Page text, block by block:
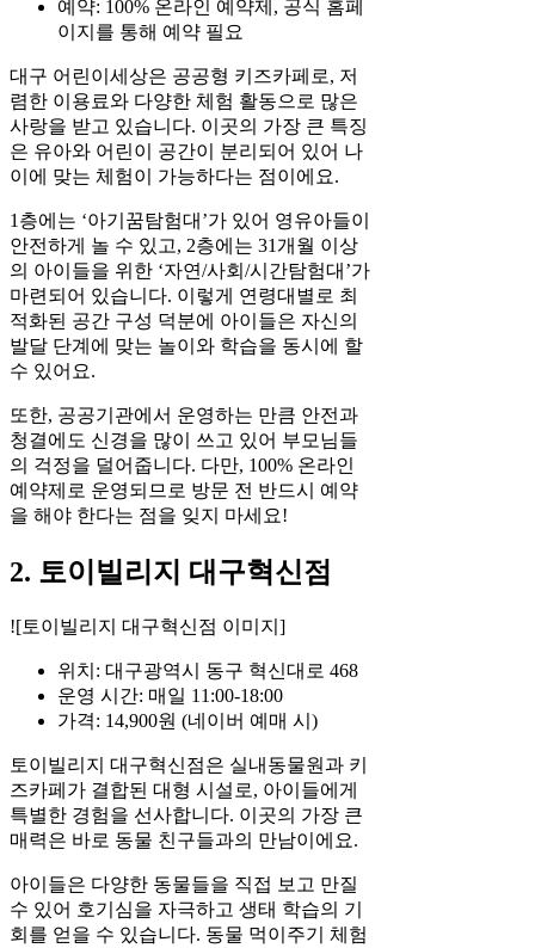
예약: 100% 온라인 예약제, 공식 홈페
이지를 통해 예약 필요
대구 어린이세상은 공공형 키즈카페로, 저
렴한 이용료와 다양한 체험 활동으로 많은
사랑을 받고 있습니다. 이곳의 가장 큰 특징
은 유아와 어린이 공간이 분리되어 있어 나
이에 맞는 체험이 가능하다는 점이에요.
1층에는 ‘아기꿈탐험대’가 있어 영유아들이
안전하게 놀 수 있고, 2층에는 31개월 이상
의 아이들을 위한 ‘자연/사회/시간탐험대’가
마련되어 있습니다. 이렇게 연령대별로 최
적화된 공간 구성 덕분에 아이들은 자신의
발달 단계에 맞는 놀이와 학습을 동시에 할
수 있어요.
또한, 공공기관에서 운영하는 만큼 안전과
청결에도 신경을 많이 쓰고 있어 부모님들
의 걱정을 덜어줍니다. 다만, 100% 온라인
예약제로 운영되므로 방문 전 반드시 예약
을 해야 한다는 점을 잊지 마세요!
2. 토이빌리지 대구혁신점
![토이빌리지 대구혁신점 이미지]
위치: 대구광역시 동구 혁신대로 468
운영 시간: 매일 11:00-18:00
가격: 14,900원 (네이버 예매 시)
토이빌리지 대구혁신점은 실내동물원과 키
즈카페가 결합된 대형 시설로, 아이들에게
특별한 경험을 선사합니다. 이곳의 가장 큰
매력은 바로 동물 친구들과의 만남이에요.
아이들은 다양한 동물들을 직접 보고 만질
수 있어 호기심을 자극하고 생태 학습의 기
회를 얻을 수 있습니다. 동물 먹이주기 체험